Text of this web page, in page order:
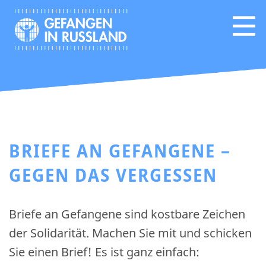
BRIEFE AN GEFANGENE –
GEGEN DAS VERGESSEN
Briefe an Gefangene sind kostbare Zeichen
der Solidarität. Machen Sie mit und schicken
Sie einen Brief! Es ist ganz einfach: